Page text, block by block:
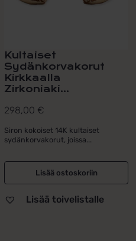
Kultaiset
Sydänkorvakorut
Kirkkaalla
Zirkoniaki...
298,00 €
Siron kokoiset 14K kultaiset
sydänkorvakorut, joissa...
Lisää ostoskoriin
Lisää toivelistalle